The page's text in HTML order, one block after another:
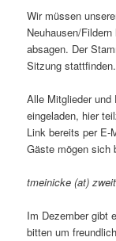
Wir müssen
Neuhausen/
absagen. Der
Sitzung stattfinden.
Alle Mitglieder und
eingeladen, hier
Link bereits per E-
Gäste mögen sich
tmeinicke (at)
Im Dezember gibt
bitten um